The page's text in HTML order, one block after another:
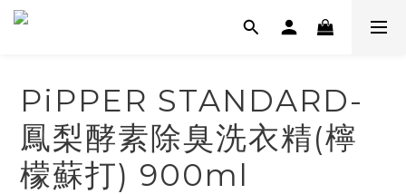
PiPPER STANDARD-
鳳梨酵素除臭洗衣精(檸
檬蘇打) 900ml